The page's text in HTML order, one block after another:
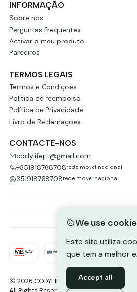
INFORMAÇÃO
Sobre nós
Perguntas Frequentes
Activar o meu produto
Parceiros
TERMOS LEGAIS
Termos e Condições
Politica de reembolso
Política de Privacidade
Livro de Reclamações
CONTACTE-NOS
codylifept@gmail.com
+351918768708rede movel nacional
351918768708rede movel nacional
2026 CODYLIFE-PORTUGAL.
We use
Este site utiliza
que tem a melhor
Accept all